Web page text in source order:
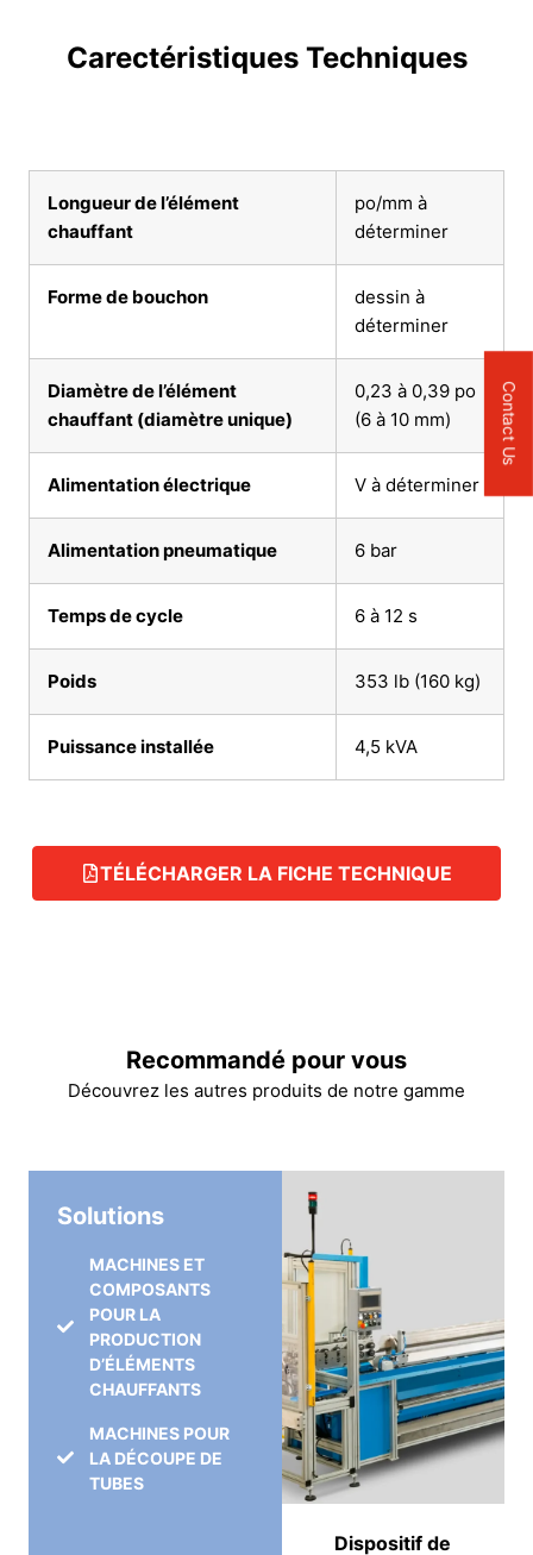
Carectéristiques Techniques
Longueur de l’élément
chauffant
po/mm à
déterminer
Forme de bouchon
dessin à
déterminer
Diamètre de l’élément
chauffant (diamètre unique)
0,23 à 0,39 po
(6 à 10 mm)
Alimentation électrique V à déterminer
Alimentation pneumatique 6 bar
Temps de cycle 6 à 12 s
Poids 353 lb (160 kg)
Puissance installée 4,5 kVA
TÉLÉCHARGER LA FICHE TECHNIQUE
Recommandé pour vous
Découvrez les autres produits de notre gamme
Solutions
MACHINES ET
COMPOSANTS
POUR LA
PRODUCTION
D’ÉLÉMENTS
CHAUFFANTS
MACHINES POUR
LA DÉCOUPE DE
TUBES
Dispositif de
Contact Us